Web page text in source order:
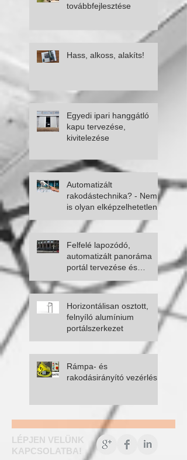
továbbfejlesztése
Hass, alkoss, alakíts!
Egyedi ipari hanggátló
kapu tervezése,
kivitelezése
Automatizált
rakodástechnika? - Nem
is olyan elképzelhetetlen
Felfelé lapozódó,
automatizált panoráma
portál tervezése és
Horizontálisan osztott,
felnyíló alumínium
portálszerkezet
Rámpa- és
rakodásirányító vezérlés
LÉPJEN VELÜNK
KAPCSOLATBA!